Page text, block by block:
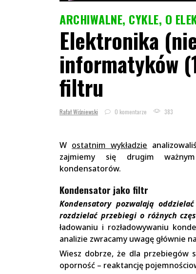
ARCHIWALNE, CYKLE, O
Elektronika
informatyków
filtru
Rafał Wiśniewski 0 komentarze 383
W ostatnim wykładzie
zajmiemy się drugim
kondensatorów.
Kondensator jako filtr
Kondensatory pozwalają
rozdzielać przebiegi o różnych
ładowaniu i rozładowywaniu
analizie zwracamy uwagę głównie
Wiesz dobrze, że dla przebiegów
oporność – reaktancję